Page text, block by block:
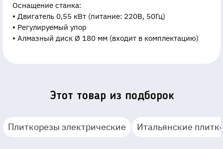
Оснащение станка:
• Двигатель 0,55 кВт (питание: 220В, 50Гц)
• Регулируемый упор
• Алмазный диск Ø 180 мм (входит в комплектацию)
Этот товар из подборок
Плиткорезы электрические Итальянские